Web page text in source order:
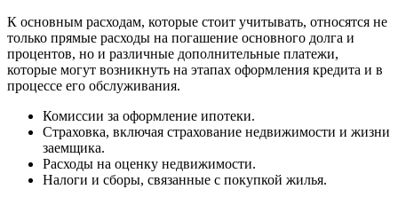
К основным расходам, которые стоит учитывать, относятся не
только прямые расходы на погашение основного долга и
процентов, но и различные дополнительные платежи,
которые могут возникнуть на этапах оформления кредита и в
процессе его обслуживания.
Комиссии за оформление ипотеки.
Страховка, включая страхование недвижимости и жизни
заемщика.
Расходы на оценку недвижимости.
Налоги и сборы, связанные с покупкой жилья.